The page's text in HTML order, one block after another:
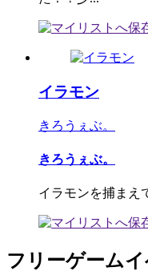
イラモン
きろうぇぶ。
きろうぇぶ。
イラモンを捕まえ
フリーゲームイ